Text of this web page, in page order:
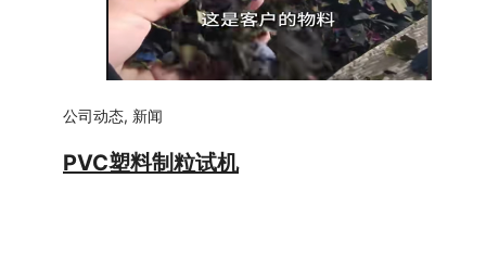
公司动态, 新闻
PVC塑料制粒试机